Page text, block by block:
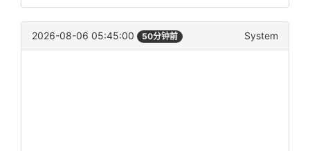
2026-08-06 05:45:00 50分钟前 System